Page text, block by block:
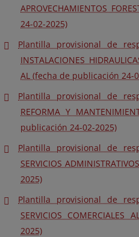
APROVECHAMIENTOS
24-02-2025)
Plantilla provisional de
INSTALACIONES
AL (fecha de publicación 24-
Plantilla provisional de
REFORMA Y
publicación 24-02-2025)
Plantilla provisional de
SERVICIOS
2025)
Plantilla provisional de
SERVICIOS
2025)